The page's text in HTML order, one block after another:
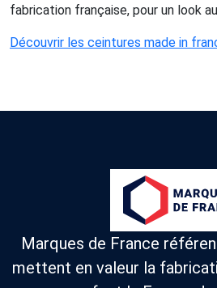
fabrication française, pour un look
Découvrir les ceintures made in
Marques de France
mettent en valeur la